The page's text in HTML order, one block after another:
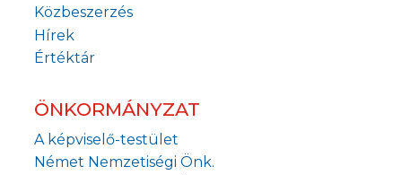
Közbeszerzés
Hírek
Értéktár
ÖNKORMÁNYZAT
A képviselő-testület
Német Nemzetiségi Önk.